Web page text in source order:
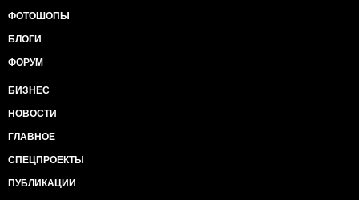
ФОТОШОПЫ
БЛОГИ
ФОРУМ
БИЗНЕС
НОВОСТИ
ГЛАВНОЕ
СПЕЦПРОЕКТЫ
ПУБЛИКАЦИИ